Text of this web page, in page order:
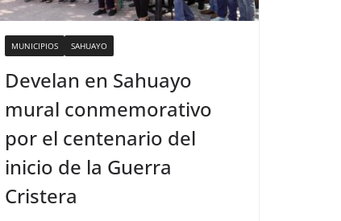
MUNICIPIOS SAHUAYO
Develan en Sahuayo
mural conmemorativo
por el centenario del
inicio de la Guerra
Cristera